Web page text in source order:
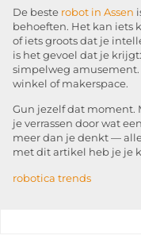
De beste robot in Assen
behoeften. Het kan iets
of iets groots dat je
is het gevoel dat je
simpelweg
winkel of makerspace.
Gun jezelf dat moment.
je verrassen door wat
meer dan je denkt —
met dit artikel heb je je
robotica trends